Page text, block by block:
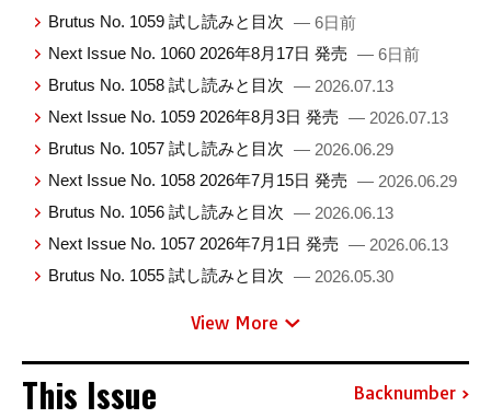
Brutus No. 1059 試し読みと目次 — 6日前
Next Issue No. 1060 2026年8月17日 発売 — 6日前
Brutus No. 1058 試し読みと目次 — 2026.07.13
Next Issue No. 1059 2026年8月3日 発売 — 2026.07.13
Brutus No. 1057 試し読みと目次 — 2026.06.29
Next Issue No. 1058 2026年7月15日 発売 — 2026.06.29
Brutus No. 1056 試し読みと目次 — 2026.06.13
Next Issue No. 1057 2026年7月1日 発売 — 2026.06.13
Brutus No. 1055 試し読みと目次 — 2026.05.30
View More
This Issue Backnumber